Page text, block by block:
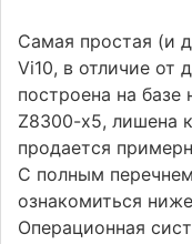
Самая простая (и
Vi10, в отличие от
построена на базе
Z8300-x5, лишена
продается
С полным
ознакомиться
Операционная